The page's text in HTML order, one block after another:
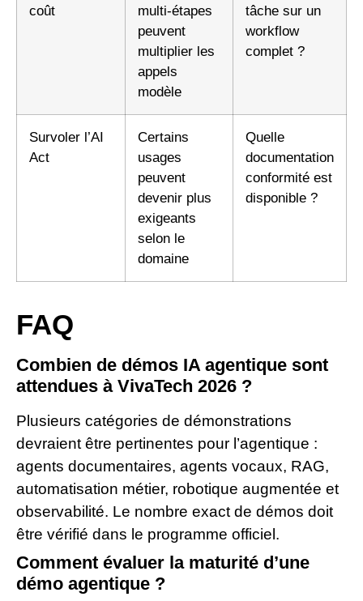
coût
multi-étapes
peuvent
multiplier les
appels
modèle
tâche sur un
workflow
complet ?
Survoler l’AI
Act
Certains
usages
peuvent
devenir plus
exigeants
selon le
domaine
Quelle
documentation
conformité est
disponible ?
FAQ
Combien de démos IA agentique sont
attendues à VivaTech 2026 ?
Plusieurs catégories de démonstrations
devraient être pertinentes pour l’agentique :
agents documentaires, agents vocaux, RAG,
automatisation métier, robotique augmentée et
observabilité. Le nombre exact de démos doit
être vérifié dans le programme officiel.
Comment évaluer la maturité d’une
démo agentique ?